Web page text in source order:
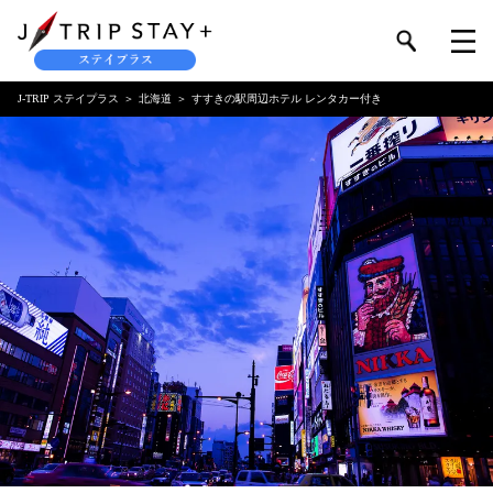
J-TRIP ステイプラス 北海道 すすきの駅周辺ホテル レンタカー付き